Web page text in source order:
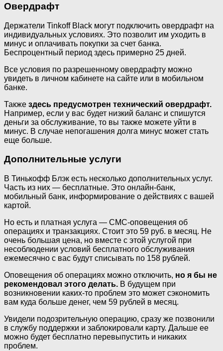
Овердрафт
Держатели Tinkoff Black могут подключить овердрафт на
индивидуальных условиях. Это позволит им уходить в
минус и оплачивать покупки за счет банка.
Беспроцентный период здесь примерно 25 дней.
Все условия по разрешенному овердрафту можно
увидеть в личном кабинете на сайте или в мобильном
банке.
Также здесь предусмотрен технический овердрафт.
Например, если у вас будет низкий баланс и спишутся
деньги за обслуживание, то вы также можете уйти в
минус. В случае непогашения долга минус может стать
еще больше.
Дополнительные услуги
В Тинькофф Блэк есть несколько дополнительных услуг.
Часть из них — бесплатные. Это онлайн-банк,
мобильный банк, информирование о действиях с вашей
картой.
Но есть и платная услуга — СМС-оповещения об
операциях и транзакциях. Стоит это 59 руб. в месяц. Не
очень большая цена, но вместе с этой услугой при
несоблюдении условий бесплатного обслуживания
ежемесячно с вас будут списывать по 158 рублей.
Оповещения об операциях можно отключить, но я бы не
рекомендовал этого делать. В будущем при
возникновении каких-то проблем это может сэкономить
вам куда больше денег, чем 59 рублей в месяц.
Увидели подозрительную операцию, сразу же позвонили
в службу поддержки и заблокировали карту. Дальше ее
можно будет бесплатно перевыпустить и никаких
проблем.